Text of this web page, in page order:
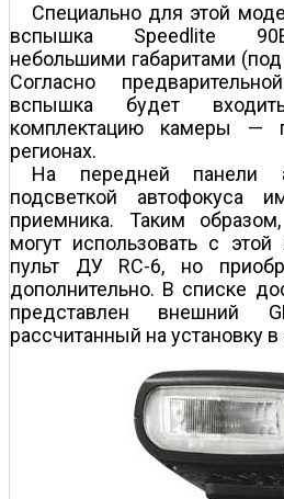
Специально для этой
вспышка Speedlite
небольшими габаритами
Согласно
вспышка будет
комплектацию камеры —
регионах.
На передней панели
подсветкой автофокуса
приемника. Таким
могут использовать с
пульт ДУ RC-6, но
дополнительно. В списке
представлен внешний
рассчитанный на установку